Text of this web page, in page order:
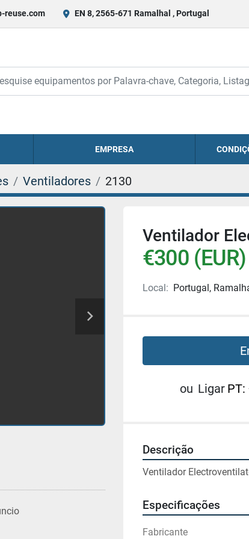
reuse.com EN 8, 2565-671 Ramalhal , Portugal
EMPRESA
Ventiladores 2130
Ventilador
€300 (EUR)
Local: Portugal,
ou Ligar PT:
Descrição
Ventilador
Especificações
Fabricante